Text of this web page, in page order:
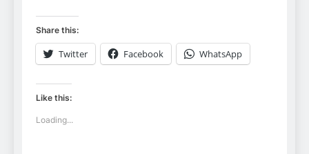
Share this:
Twitter Facebook WhatsApp
Like this:
Loading...